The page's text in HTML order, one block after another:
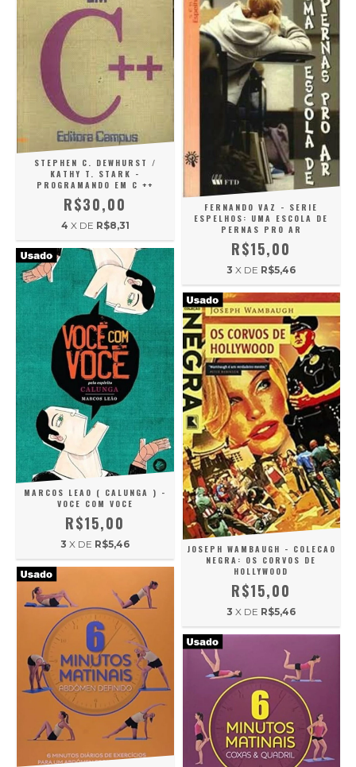
STEPHEN C. DEWHURST /
KATHY T. STARK -
PROGRAMANDO EM C ++
R$30,00
4 X DE R$8,31
FERNANDO VAZ - SERIE
ESPELHOS: UMA ESCOLA DE
PERNAS PRO AR
R$15,00
3 X DE R$5,46
MARCOS LEAO ( CALUNGA ) -
VOCE COM VOCE
R$15,00
3 X DE R$5,46
JOSEPH WAMBAUGH - COLECAO
NEGRA: OS CORVOS DE
HOLLYWOOD
R$15,00
3 X DE R$5,46